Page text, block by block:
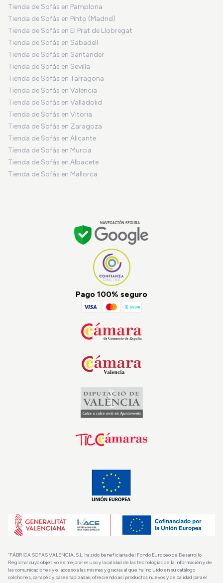
Tienda de Sofás en Pamplona
Tienda de Sofás en Pinto (Madrid)
Tienda de Sofás en El Prat de Llobregat
Tienda de Sofás en Sabadell
Tienda de Sofás en Santander
Tienda de Sofás en Sevilla
Tienda de Sofás en Tarragona
Tienda de Sofás en Valencia
Tienda de Sofás en Valladolid
Tienda de Sofás en Vitoria
Tienda de Sofás en Zaragoza
Tienda de Sofás en Alicante
Tienda de Sofás en Murcia
Tienda de Sofás en Albacete
Tienda de Sofás en Mallorca
Pago 100% seguro
“FÁBRICA SOFAS VALENCIA, S.L. ha sido beneficiaria del Fondo Europeo de Desarrollo
Regional cuyo objetivo es mejorar el uso y la calidad de las tecnologías de la información y de
las comunicaciones y el acceso a las mismas y gracias al que ha incluido en su catálogo
colchones, canapés y bases tapizadas, ofreciendo así productos nuevos y de calidad para el